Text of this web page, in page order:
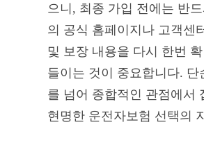
으니, 최종 가입 전에는 반
의 공식 홈페이지나 고객센
및 보장 내용을 다시 한번
들이는 것이 중요합니다. 단
를 넘어 종합적인 관점에서
현명한 운전자보험 선택의